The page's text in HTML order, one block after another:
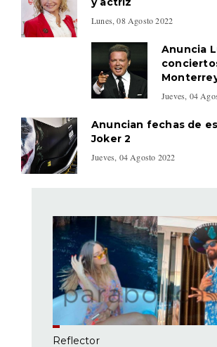
Lunes, 08 Agosto 2022
Anuncia
Jueves, 04
Anuncian fechas de
Joker 2
Jueves, 04 Agosto 2022
Reflector